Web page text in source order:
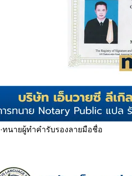
·ทนายผู้ทำคำรับรองลายมือชื่อ